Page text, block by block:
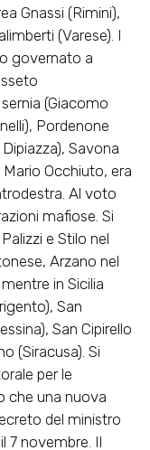
Gnassi (Rimini),
(Varese). I
governato a
(Giacomo
Pordenone
Savona
Occhiuto, era
Al voto
mafiose. Si
e Stilo nel
Arzano nel
in Sicilia
San
San Cipirello
(Siracusa). Si
per le
che una nuova
del ministro
7 novembre. Il